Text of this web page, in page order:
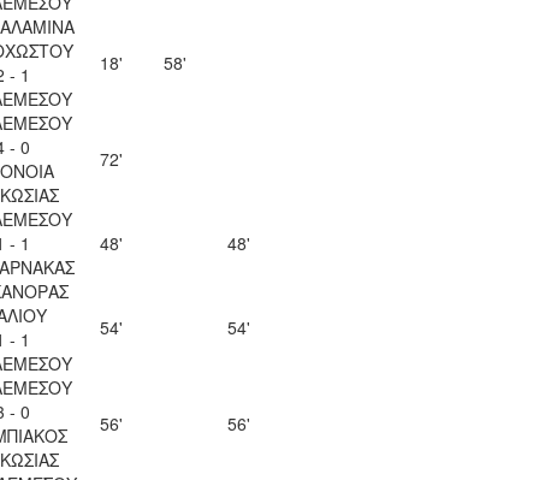
- 1
18' 58'
- 0
72'
- 1
48'
48'
- 1
54' 54'
- 0
56' 56'